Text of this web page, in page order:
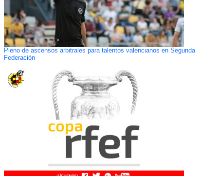
Pleno de ascensos arbitrales para talentos valencianos en Segunda
Federación